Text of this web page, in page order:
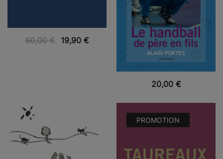
VUE RAPIDE
60,00€ 19,90 €
VUE RAPIDE
20,00 €
PROMOTION